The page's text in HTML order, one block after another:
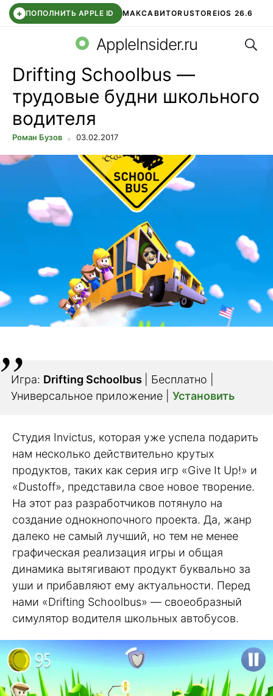
+ ПОПОЛНИТЬ APPLE ID МАКСАВИТОRUSTOREIOS 26.6
СБЕР КИДС ВТБ ОНЛАЙН ЧАТ В ROBLOX
AppleInsider.ru
Drifting Schoolbus —
трудовые будни школьного
водителя
Роман Бузов 03.02.2017
Игра: Drifting Schoolbus
| Бесплатно |
Универсальное приложение | Установить
Студия Invictus, которая уже успела подарить
нам несколько действительно крутых
продуктов, таких как серия игр «Give It Up!» и
«Dustoff», представила свое новое творение.
На этот раз разработчиков потянуло на
создание однокнопочного проекта. Да, жанр
далеко не самый лучший, но тем не менее
графическая реализация игры и общая
динамика вытягивают продукт буквально за
уши и прибавляют ему актуальности. Перед
нами «Drifting Schoolbus» — своеобразный
симулятор водителя школьных автобусов.